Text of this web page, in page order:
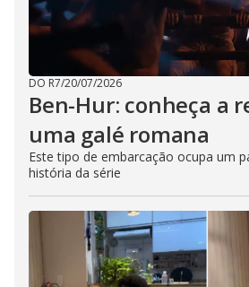
DO R7/20/07/2026
Ben-Hur: conheça a
uma galé romana
Este tipo de embarcação ocupa um
história da série